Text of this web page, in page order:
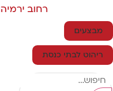
רחוב ירמיהו 23,
מבצעים
ריהוט לבתי כנסת